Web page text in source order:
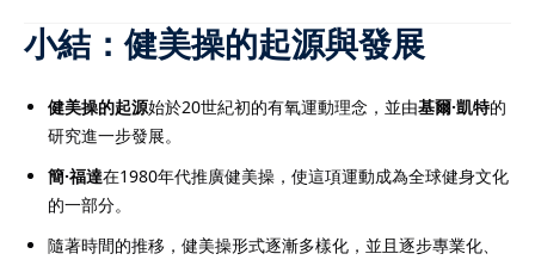
小結：健美操的起源與發展
健美操的起源始於20世紀初的有氧運動理念，並由基爾·凱特的
研究進一步發展。
簡·福達在1980年代推廣健美操，使這項運動成為全球健身文化
的一部分。
隨著時間的推移，健美操形式逐漸多樣化，並且逐步專業化、